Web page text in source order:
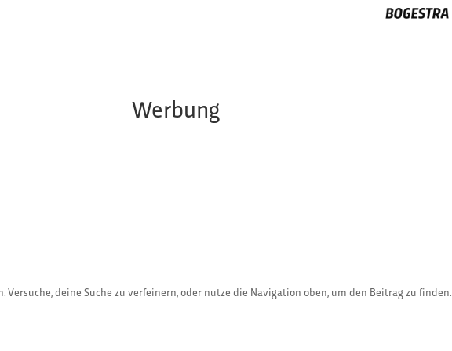
Werbung
deine Suche zu verfeinern, oder nutze die Navigation oben, um den Beitrag zu finden.